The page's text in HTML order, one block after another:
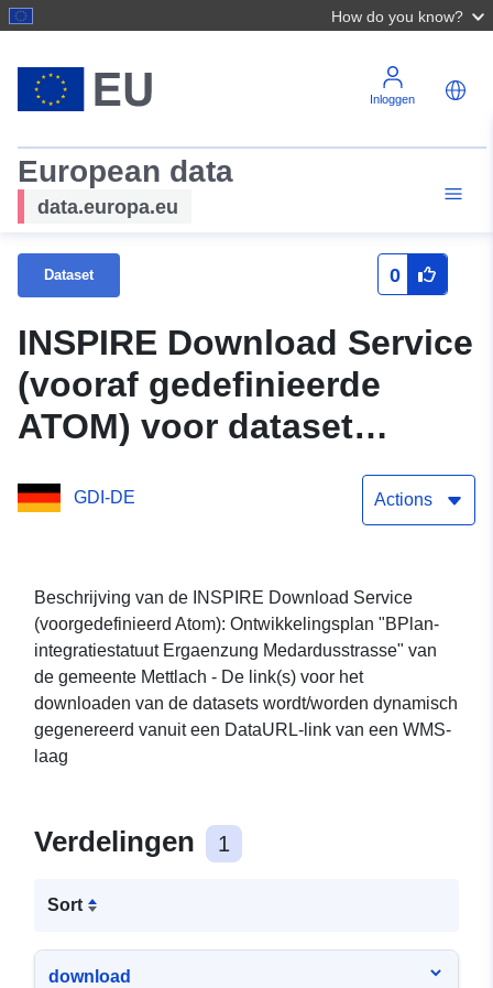
How do you know?
Inloggen
European data
data.europa.eu
Dataset 0
INSPIRE Download Service
(vooraf gedefinieerde
ATOM) voor dataset
Ontwikkelingsplan "BPlan
inclusie statuut
Medardusstrasse"
GDI-DE Actions
Beschrijving van de INSPIRE Download Service
(voorgedefinieerd Atom): Ontwikkelingsplan "BPlan-
integratiestatuut Ergaenzung Medardusstrasse" van
de gemeente Mettlach - De link(s) voor het
downloaden van de datasets wordt/worden dynamisch
gegenereerd vanuit een DataURL-link van een WMS-
laag
Verdelingen 1
Sort
download